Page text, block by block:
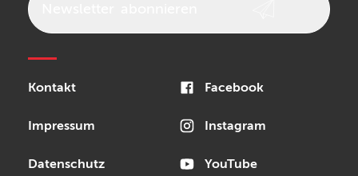
Kontakt
Impressum
Datenschutz
Facebook
Instagram
YouTube